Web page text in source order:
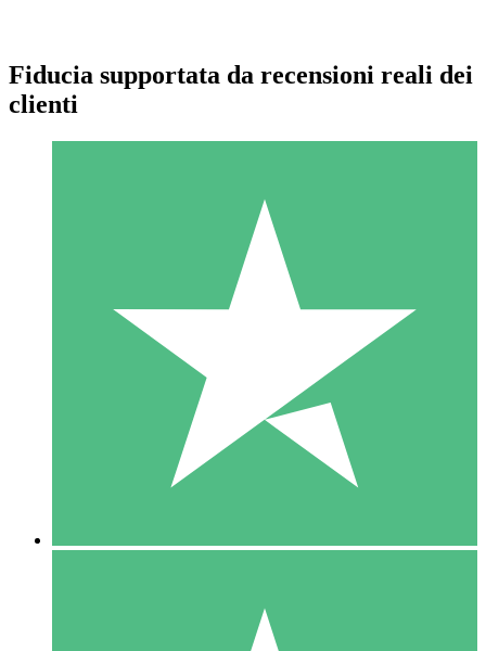
Pacchetti di Crediti Individuali
Paga a consumo con crediti di download. Nessun impegno
1 Download
10
US$1500
10 Download
Fiducia supportata da recensioni reali dei
clienti